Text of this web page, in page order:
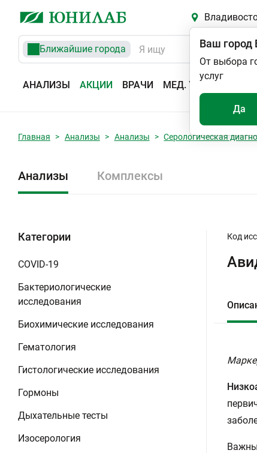
Ближайшие города
АНАЛИЗЫ АКЦИИ ВРАЧИ МЕД. УСЛУГИ
Ваш город
От выбора
услуг
Да
Главная Анализы Анализы Серологическая
Анализы Комплексы
Категории
COVID-19
Бактериологические
исследования
Биохимические исследования
Гематология
Гистологические исследования
Гормоны
Дыхательные тесты
Изосерология
Код